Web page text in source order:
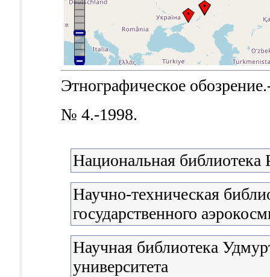
Этнографическое
№ 4.-1998.
Национальная
Научно-техническая
государственного
Научная библиотека
университета